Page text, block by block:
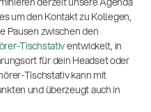
um den Kontakt zu Kollegen,
Pausen zwischen den
Tischstativentwickelt, in
für dein Headset oder
Tischstativ kann mit
und überzeugt auch in